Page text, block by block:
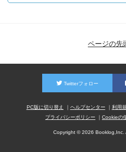
ページの先
Twitterフォロー
PC版に切り替え ヘルプセンター 利用
プライバシーポリシー
Cookieの
Copyright © 2026 Booklog,Inc.